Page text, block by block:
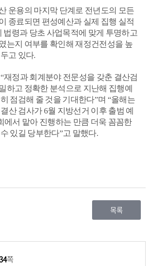
운용의 마지막 단계로 전년도의 모든
종료되면 편성예산과 실제 집행 실적
법령과 당초 사업목적에 맞게 투명하고
는지 여부를 확인해 재정건전성을 높
고 있다.
“재정과 회계분야 전문성을 갖춘 결산검
하고 정확한 분석으로 지난해 집행예
점검해 줄 것을 기대한다”며 “올해는
산 검사가6월 지방선거 이후 출범 예
에서 맡아 진행하는 만큼 더욱 꼼꼼한
있길 당부한다”고 말했다.
목록
쪽